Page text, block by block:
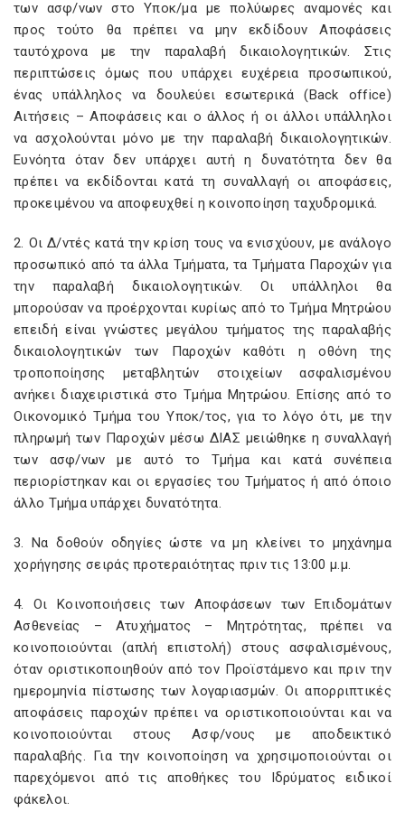
των ασφ/νων στο Υποκ/μα με πολύωρες αναμονές και
προς τούτο θα πρέπει να μην εκδίδουν Αποφάσεις
ταυτόχρονα με την παραλαβή δικαιολογητικών. Στις
περιπτώσεις όμως που υπάρχει ευχέρεια προσωπικού,
ένας υπάλληλος να δουλεύει εσωτερικά (Back office)
Αιτήσεις – Αποφάσεις και ο άλλος ή οι άλλοι υπάλληλοι
να ασχολούνται μόνο με την παραλαβή δικαιολογητικών.
Ευνόητα όταν δεν υπάρχει αυτή η δυνατότητα δεν θα
πρέπει να εκδίδονται κατά τη συναλλαγή οι αποφάσεις,
προκειμένου να αποφευχθεί η κοινοποίηση ταχυδρομικά.
2. Οι Δ/ντές κατά την κρίση τους να ενισχύουν, με ανάλογο
προσωπικό από τα άλλα Τμήματα, τα Τμήματα Παροχών για
την παραλαβή δικαιολογητικών. Οι υπάλληλοι θα
μπορούσαν να προέρχονται κυρίως από το Τμήμα Μητρώου
επειδή είναι γνώστες μεγάλου τμήματος της παραλαβής
δικαιολογητικών των Παροχών καθότι η οθόνη της
τροποποίησης μεταβλητών στοιχείων ασφαλισμένου
ανήκει διαχειριστικά στο Τμήμα Μητρώου. Επίσης από το
Οικονομικό Τμήμα του Υποκ/τος, για το λόγο ότι, με την
πληρωμή των Παροχών μέσω ΔΙΑΣ μειώθηκε η συναλλαγή
των ασφ/νων με αυτό το Τμήμα και κατά συνέπεια
περιορίστηκαν και οι εργασίες του Τμήματος ή από όποιο
άλλο Τμήμα υπάρχει δυνατότητα.
3. Να δοθούν οδηγίες ώστε να μη κλείνει το μηχάνημα
χορήγησης σειράς προτεραιότητας πριν τις 13:00 μ.μ.
4. Οι Κοινοποιήσεις των Αποφάσεων των Επιδομάτων
Ασθενείας – Ατυχήματος – Μητρότητας, πρέπει να
κοινοποιούνται (απλή επιστολή) στους ασφαλισμένους,
όταν οριστικοποιηθούν από τον Προϊστάμενο και πριν την
ημερομηνία πίστωσης των λογαριασμών. Οι απορριπτικές
αποφάσεις παροχών πρέπει να οριστικοποιούνται και να
κοινοποιούνται στους Ασφ/νους με αποδεικτικό
παραλαβής. Για την κοινοποίηση να χρησιμοποιούνται οι
παρεχόμενοι από τις αποθήκες του Ιδρύματος ειδικοί
φάκελοι.